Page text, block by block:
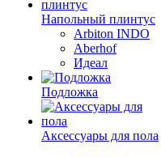
Напольный плинтус
Arbiton INDO
Aberhof
Идеал
Подложка
Аксессуары для пола